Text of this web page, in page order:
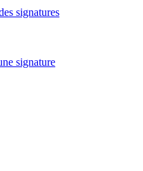
signatures
signature